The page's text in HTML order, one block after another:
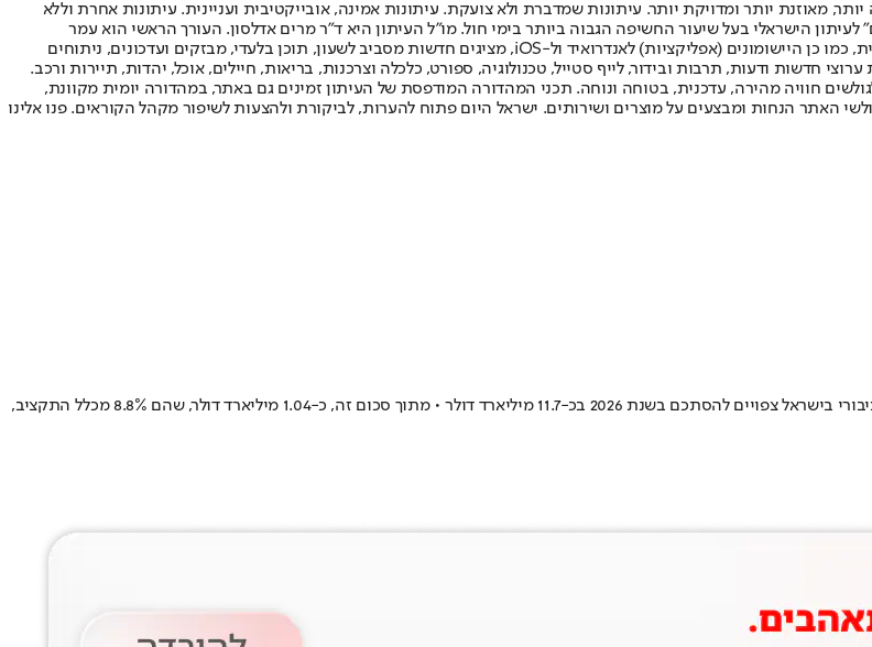
מאוזנת יותר ומדויקת יותר. עיתונות שמדברת ולא צועקת. עיתונות אמינה, אובייקטיבית ועניינית. עיתונות אחרת וללא
פורסמה ב-30 ביולי 2007, וב-2010 הפך "ישראל היום" לעיתון הישראלי בעל שיעור החשיפה הגבוה ביותר בימי חול. מו"ל העיתון היא ד"ר מרים אדלסון. העורך הראשי הוא עמר
לחמנוביץ, והעורך המייסד הוא עמוס רגב. אתרי האינטרנט של "ישראל היום" בעברית ובאנגלית, כמו כן היישומונים (אפליקציות) לאנדרואיד ול-iOS, מציגים חדשות מסביב לשעון, תוכן בלעדי, מבזקים ועדכונים, ניתוחים
חדשות ודעות, תרבות ובידור, לייף סטייל, טכנולוגיה, ספורט, כלכלה וצרכנות, בריאות, חיילים, אוכל, יהדות, תיירות ורכב.
חוויה מהירה, עדכנית, בטוחה ונוחה. תכני המהדורה המודפסת של העיתון זמינים גם באתר, במהדורה יומית מקוונת,
האתר הנחות ומבצעים על מוצרים ושירותים. ישראל היום פתוח להערות, לביקורת ולהצעות לשיפור מקהל הקוראים. פנו אלינו
לפי נתוני דו”ח של חברת המחקר STKI, תקציבי טכנולוגיית המידע (IT) של המגזר העסקי והציבורי בישראל צפויים להסתכם בשנת 2026 בכ-11.7 מיליארד דולר • מתוך סכום זה, כ-1.04 מיליארד דולר, שהם 8.8% מכלל התקציב,